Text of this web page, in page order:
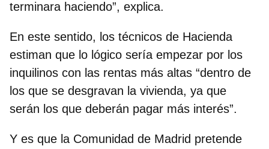
terminara haciendo”, explica.
En este sentido, los técnicos de Hacienda
estiman que lo lógico sería empezar por los
inquilinos con las rentas más altas “dentro de
los que se desgravan la vivienda, ya que
serán los que deberán pagar más interés”.
Y es que la Comunidad de Madrid pretende